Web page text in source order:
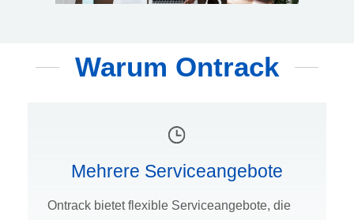
Warum Ontrack
Mehrere Serviceangebote
Ontrack bietet flexible Serviceangebote, die